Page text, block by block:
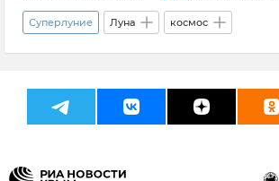
Суперлуние Луна космос
Сергей Назаров Астрономия Крым
Новости Общество